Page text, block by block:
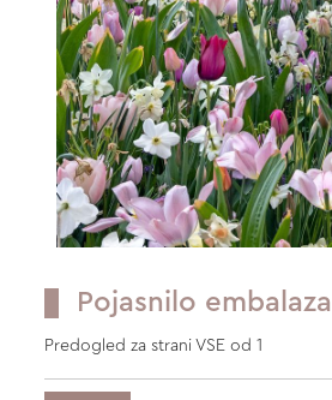
Pojasnilo embalaza
Predogled za strani VSE od 1